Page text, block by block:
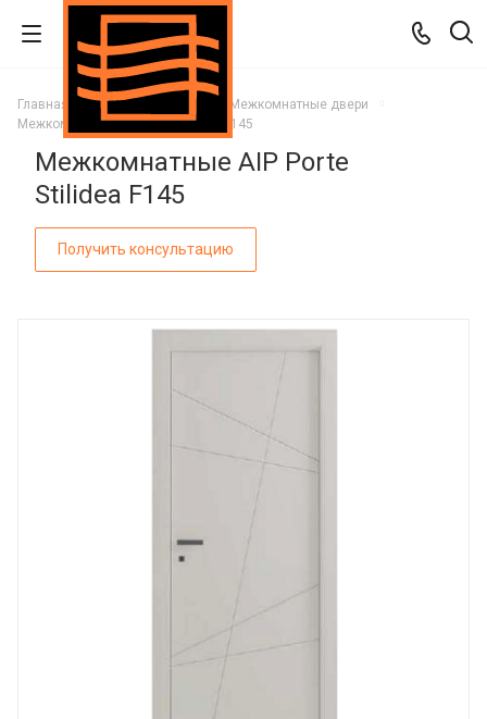
Главная Каталог
Межкомнатные двери
Межкомнатные AIP Porte Stilidea F145
Межкомнатные AIP Porte
Stilidea F145
Получить консультацию